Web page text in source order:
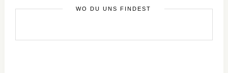
WO DU UNS FINDEST